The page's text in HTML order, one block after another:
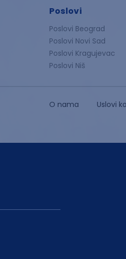
Poslovi
Poslovi Beograd
Poslovi Novi Sad
Poslovi Kragujevac
Poslovi Niš
O nama Uslovi